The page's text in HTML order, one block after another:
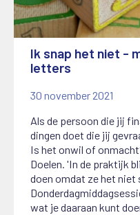
Ik snap het niet -
letters
30 november 2021
Als de persoon die jij
dingen doet die jij
Is het onwil of
Doelen. 'In de praktijk
doen omdat ze het niet
wat je daaraan kunt